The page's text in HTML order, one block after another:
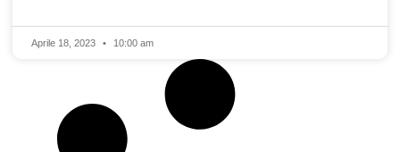
Aprile 18, 2023 10:00 am